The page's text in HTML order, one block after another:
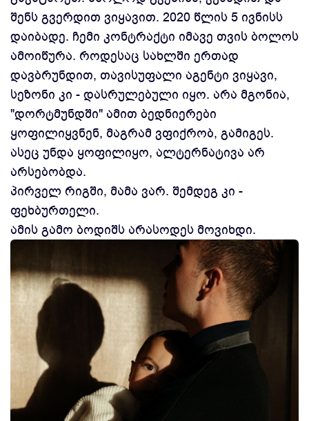
შენს გვერდით ვიყავით. 2020 წლის 5 ივნისს
დაიბადე. ჩემი კონტრაქტი იმავე თვის ბოლოს
ამოიწურა. როდესაც სახლში ერთად
დავბრუნდით, თავისუფალი აგენტი ვიყავი,
სეზონი კი - დასრულებული იყო. არა მგონია,
"დორტმუნდში" ამით ბედნიერები
ყოფილიყვნენ, მაგრამ ვფიქრობ, გამიგეს.
ასეც უნდა ყოფილიყო, ალტერნატივა არ
არსებობდა.
პირველ რიგში, მამა ვარ. შემდეგ კი -
ფეხბურთელი.
ამის გამო ბოდიშს არასოდეს მოვიხდი.